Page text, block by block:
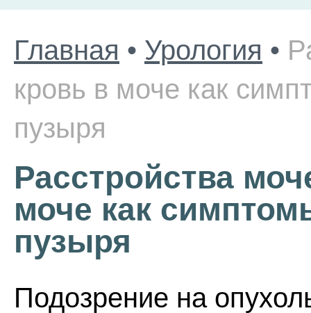
Главная • Урология •
кровь в моче как
пузыря
Расстройства
моче как
пузыря
Подозрение на